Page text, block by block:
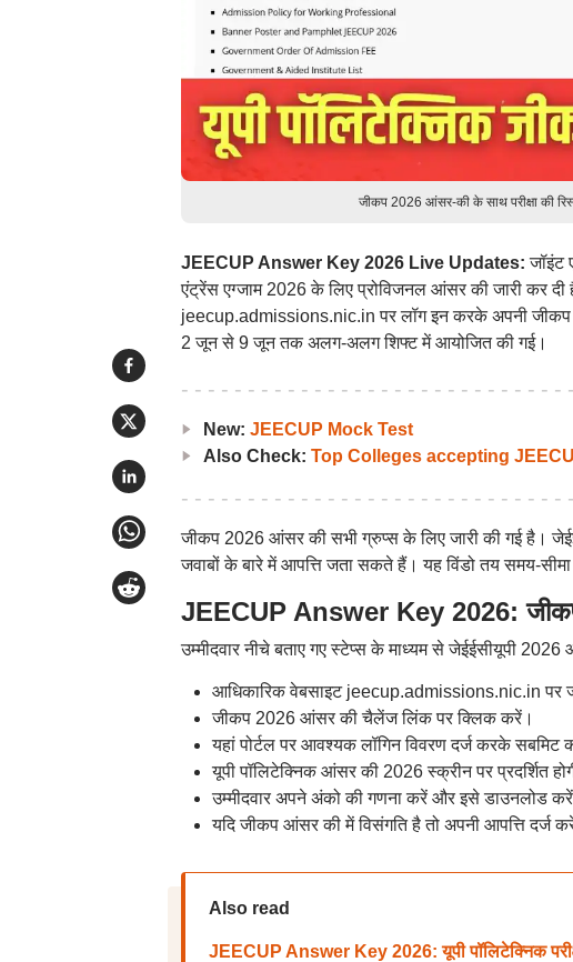
जीकप 2026 आंसर-की के साथ परीक्षा की
JEECUP Answer Key 2026 Live Updates:जॉइंट
एंट्रेंस एग्जाम 2026 के लिए प्रोविजनल आंसर की जारी कर दी
jeecup.admissions.nic.in पर लॉग इन करके अपनी जीकप
2 जून से 9 जून तक अलग-अलग शिफ्ट में आयोजित की गई।
New: JEECUP Mock Test
Also Check: Top Colleges accepting
जीकप 2026 आंसर की सभी ग्रुप्स के लिए जारी की गई है।
जवाबों के बारे में आपत्ति जता सकते हैं। यह विंडो तय समय-सीमा
JEECUP Answer Key 2026:
उम्मीदवार नीचे बताए गए स्टेप्स के माध्यम से जेईईसीयूपी
आधिकारिक वेबसाइट jeecup.admissions.nic.in पर
जीकप 2026 आंसर की चैलेंज लिंक पर क्लिक करें।
यहां पोर्टल पर आवश्यक लॉगिन विवरण दर्ज करके सबमिट
यूपी पॉलिटेक्निक आंसर की 2026 स्क्रीन पर प्रदर्शित
उम्मीदवार अपने अंको की गणना करें और इसे डाउनलोड
यदि जीकप आंसर की में विसंगति है तो अपनी आपत्ति दर्ज
Also read
JEECUP Answer Key 2026: यूपी पॉलिटेक्निक